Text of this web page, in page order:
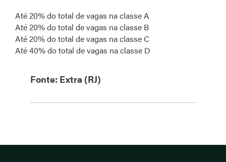
Até 20% do total de vagas na classe A
Até 20% do total de vagas na classe B
Até 20% do total de vagas na classe C
Até 40% do total de vagas na classe D
Fonte: Extra (RJ)